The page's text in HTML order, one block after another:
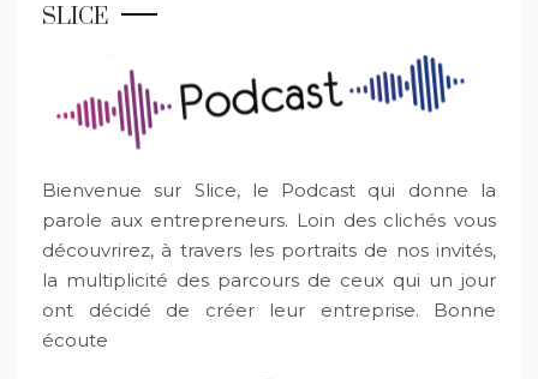
SLICE
Bienvenue sur Slice, le Podcast qui donne la
parole aux entrepreneurs. Loin des clichés vous
découvrirez, à travers les portraits de nos invités,
la multiplicité des parcours de ceux qui un jour
ont décidé de créer leur entreprise. Bonne
écoute